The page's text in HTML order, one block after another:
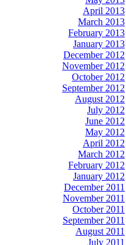
April 2013
March 2013
February 2013
January 2013
December 2012
November 2012
October 2012
September 2012
August 2012
July 2012
June 2012
May 2012
April 2012
March 2012
February 2012
January 2012
December 2011
November 2011
October 2011
September 2011
August 2011
July 2011